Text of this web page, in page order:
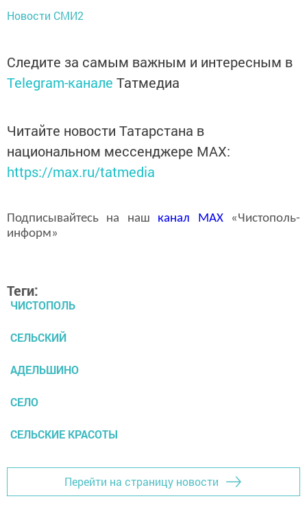
Новости СМИ2
Следите за самым важным и интересным в
Telegram-канале Татмедиа
Читайте новости Татарстана в
национальном мессенджере MАХ:
https://max.ru/tatmedia
Подписывайтесь на наш канал MAX«Чистополь-
информ»
Теги:
ЧИСТОПОЛЬ
СЕЛЬСКИЙ
АДЕЛЬШИНО
СЕЛО
СЕЛЬСКИЕ КРАСОТЫ
Перейти на страницу новости